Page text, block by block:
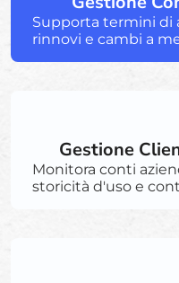
Supporta termini di
rinnovi e cambi a
Gestione
Monitora conti
storicità d'uso e